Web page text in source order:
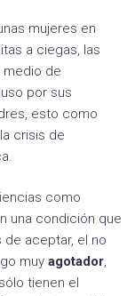
mujeres en
a ciegas, las
medio de
por sus
esto como
crisis de
como
una condición que
aceptar, el no
muy agotador,
tienen el